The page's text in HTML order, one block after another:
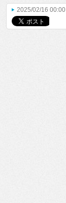
2025/02/16 00:00